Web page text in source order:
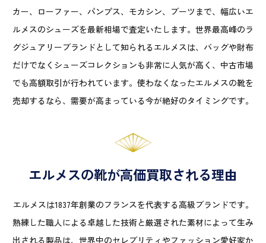
カー、ローファー、パンプス、モカシン、ブーツまで、幅広いエ
ルメスのシューズを最新相場で査定いたします。世界最高峰のラ
グジュアリーブランドとして知られるエルメスは、バッグや財布
だけでなくシューズコレクションも非常に人気が高く、中古市場
でも高額取引が行われています。使わなくなったエルメスの靴を
売却するなら、需要が高まっている今が絶好のタイミングです。
エルメスの靴が高価買取される理由
エルメスは1837年創業のフランスを代表する高級ブランドです。
熟練した職人による卓越した技術と厳選された素材によって生み
出される製品は、世界中のセレブリティやファッション愛好家か